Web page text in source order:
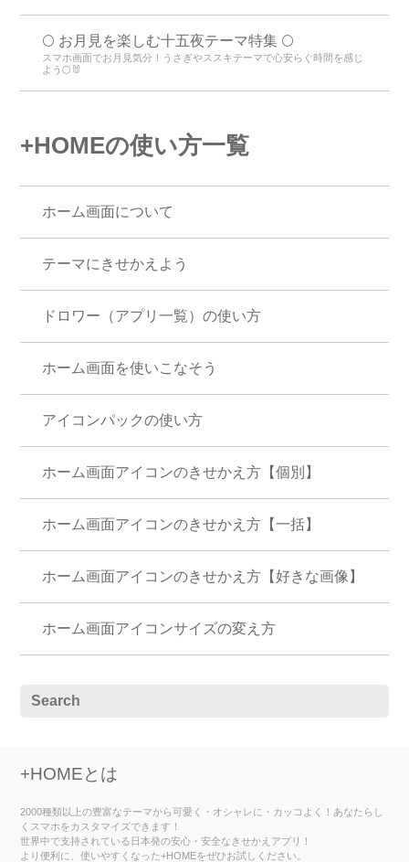
🌕 お月見を楽しむ十五夜テーマ特集 🌕
スマホ画面でお月見気分！うさぎやススキテーマで心安らぐ時間を感じ
よう🌕🐰
+HOMEの使い方一覧
ホーム画面について
テーマにきせかえよう
ドロワー（アプリ一覧）の使い方
ホーム画面を使いこなそう
アイコンパックの使い方
ホーム画面アイコンのきせかえ方【個別】
ホーム画面アイコンのきせかえ方【一括】
ホーム画面アイコンのきせかえ方【好きな画像】
ホーム画面アイコンサイズの変え方
+HOMEとは
2000種類以上の豊富なテーマから可愛く・オシャレに・カッコよく！あなたらし
くスマホをカスタマイズできます！
世界中で支持されている日本発の安心・安全なきせかえアプリ！
より便利に、使いやすくなった+HOMEをぜひお試しください。